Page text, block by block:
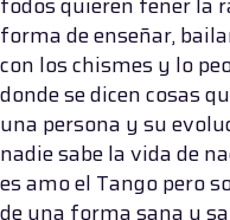
forma de enseñar,
con los chismes y lo
donde se dicen cosas
una persona y su
nadie sabe la vida de
es amo el Tango pero
de una forma sana y